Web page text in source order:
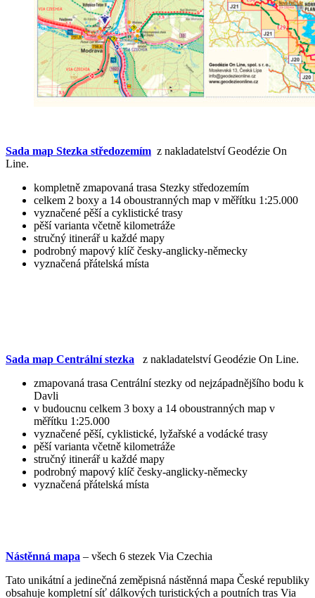
Sada map Stezka středozemím z nakladatelství Geodézie On
Line.
kompletně zmapovaná trasa Stezky středozemím
celkem 2 boxy a 14 oboustranných map v měřítku 1:25.000
vyznačené pěší a cyklistické trasy
pěší varianta včetně kilometráže
stručný itinerář u každé mapy
podrobný mapový klíč česky-anglicky-německy
vyznačená přátelská místa
Sada map Centrální stezka z nakladatelství Geodézie On Line.
zmapovaná trasa Centrální stezky od nejzápadnějšího bodu k
Davli
v budoucnu celkem 3 boxy a 14 oboustranných map v
měřítku 1:25.000
vyznačené pěší, cyklistické, lyžařské a vodácké trasy
pěší varianta včetně kilometráže
stručný itinerář u každé mapy
podrobný mapový klíč česky-anglicky-německy
vyznačená přátelská místa
Nástěnná mapa – všech 6 stezek Via Czechia
Tato unikátní a jedinečná zeměpisná nástěnná mapa České republiky
obsahuje kompletní síť dálkových turistických a poutních tras Via